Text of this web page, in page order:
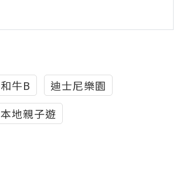
和牛B
迪士尼樂園
本地親子遊